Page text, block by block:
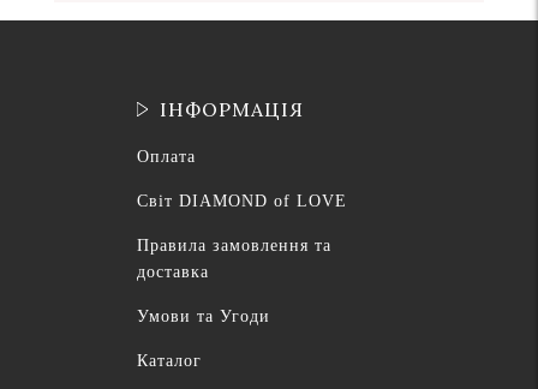
ІНФОРМАЦІЯ
Оплата
Світ DIAMOND of LOVE
Правила замовлення та
доставка
Умови та Угоди
Каталог